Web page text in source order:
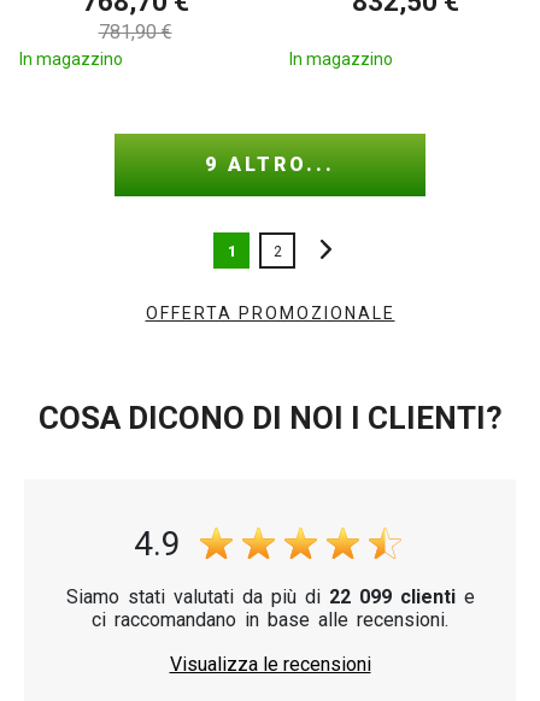
781,90 €
In magazzino In magazzino
9 ALTRO...
1 2
OFFERTA PROMOZIONALE
COSA DICONO DI NOI I CLIENTI?
4.9
Siamo stati valutati da più di 22 099 clientie
ci raccomandano in base alle recensioni.
Visualizza le recensioni